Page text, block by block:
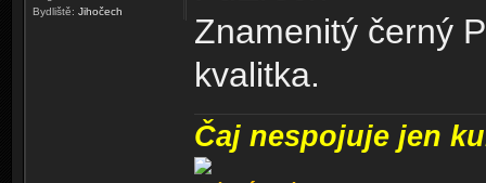
Bydliště: Jihočech
Znamenitý černý
kvalitka.
Čaj nespojuje jen